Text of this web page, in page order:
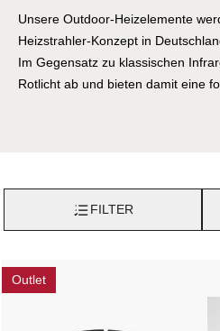
Unsere Outdoor-Heizelemente
Heizstrahler-Konzept in
Im Gegensatz zu klassischen
Rotlicht ab und bieten damit eine
Feuerstelle für Ihren Garten.
überzeugen in ihrer Einfachheit
Handgefertigt, Stück für Stück, in
FILTER
Outlet